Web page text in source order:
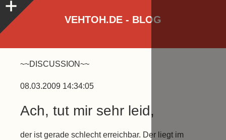
VEHTOH.DE - BLOG
~~DISCUSSION~~
08.03.2009 14:34:05
Ach, tut mir sehr leid,
der ist gerade schlecht erreichbar. Der liegt im